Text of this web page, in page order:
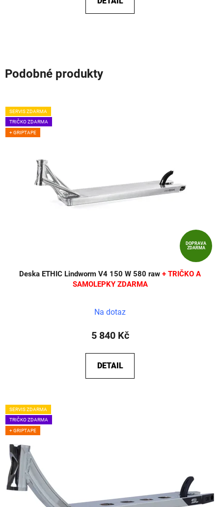
Podobné produkty
SERVIS ZDARMA
TRIČKO ZDARMA
+ GRIPTAPE
DOPRAVA
ZDARMA
Deska ETHIC Lindworm V4 150 W 580 raw + TRIČKO A
SAMOLEPKY ZDARMA
Na dotaz
5 840 Kč
DETAIL
SERVIS ZDARMA
TRIČKO ZDARMA
+ GRIPTAPE